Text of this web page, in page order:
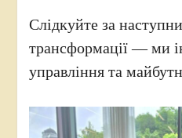
Слідкуйте за
трансформації — ми
управління та